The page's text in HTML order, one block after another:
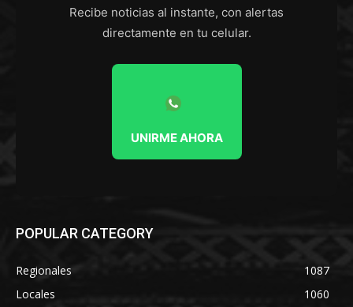
Recibe noticias al instante, con alertas
directamente en tu celular.
UNIRME AHORA
POPULAR CATEGORY
Regionales
1087
Locales
1060